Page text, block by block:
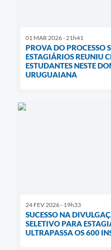
01 MAR 2026 - 21h41
PROVA DO PROCESSO
ESTAGIÁRIOS REUNIU
ESTUDANTES NESTE
URUGUAIANA
24 FEV 2026 - 19h33
SUCESSO NA
SELETIVO PARA
ULTRAPASSA OS 600